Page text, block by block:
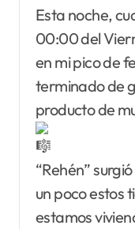
Esta noche,
00:00 del
en mi pico de
terminado de
producto de
“Rehén”
un poco estos
estamos